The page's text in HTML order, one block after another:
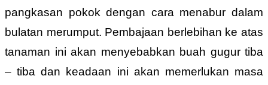
pangkasan pokok dengan cara menabur dalam
bulatan merumput. Pembajaan berlebihan ke atas
tanaman ini akan menyebabkan buah gugur tiba
– tiba dan keadaan ini akan memerlukan masa